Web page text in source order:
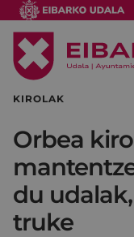
KIROLAK
Orbea
du
truke